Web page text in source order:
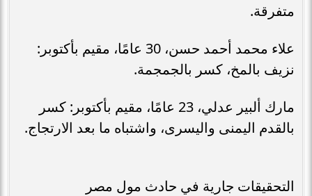
متفرقة.
علاء محمد أحمد حسن، 30 عامًا، مقيم بأكتوبر:
نزيف بالمخ، كسر بالجمجمة.
مارك ألبير عدلي، 23 عامًا، مقيم بأكتوبر: كسر
بالقدم اليمنى واليسرى، واشتباه ما بعد الارتجاج.
التحقيقات جارية في حادث مول مصر